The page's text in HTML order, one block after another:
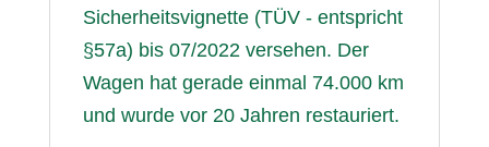
Sicherheitsvignette (TÜV - entspricht
§57a) bis 07/2022 versehen. Der
Wagen hat gerade einmal 74.000 km
und wurde vor 20 Jahren restauriert.